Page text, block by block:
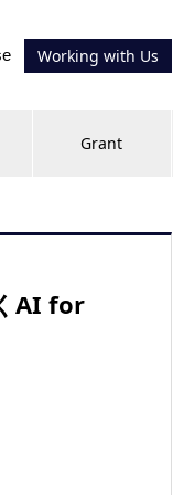
Working with Us
Grant
AI for